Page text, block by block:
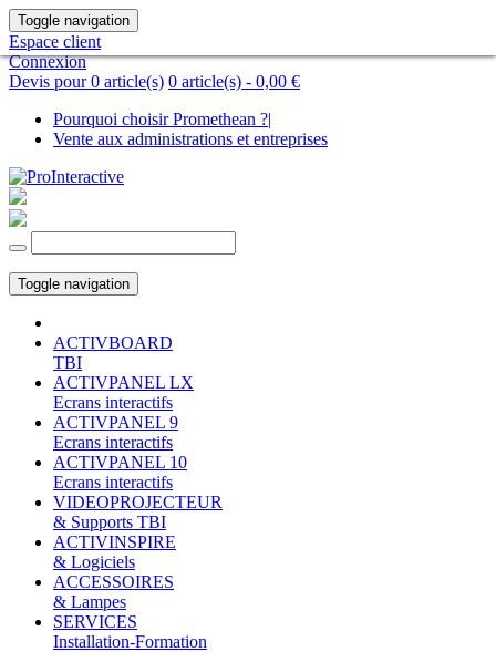
Toggle navigation
Espace client
Connexion
Devis pour 0 article(s) 0 article(s) - 0,00 €
Pourquoi choisir Promethean ?|
Vente aux administrations et entreprises
Toggle navigation
ACTIVBOARD
TBI
ACTIVPANEL LX
Ecrans interactifs
ACTIVPANEL 9
Ecrans interactifs
ACTIVPANEL 10
Ecrans interactifs
VIDEOPROJECTEUR
& Supports TBI
ACTIVINSPIRE
& Logiciels
ACCESSOIRES
& Lampes
SERVICES
Installation-Formation